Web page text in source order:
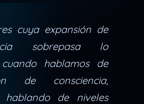
cuya expansión de
sobrepasa lo
hablamos de
de consciencia,
hablando de niveles